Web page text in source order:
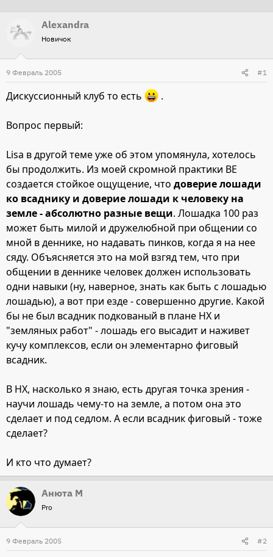
о
т
е
ы
а
н
а
л
Alexandra
Новичок
9 Февраль 2005 #1
Дискуссионный клуб то есть .
Вопрос первый:
Lisa в другой теме уже об этом упомянула, хотелось
бы продолжить. Из моей скромной практики ВЕ
создается стойкое ощущение, что доверие лошади
ко всаднику и доверие лошади к человеку на
земле - абсолютно разные вещи. Лошадка 100 раз
может быть милой и дружелюбной при общении со
мной в деннике, но надавать пинков, когда я на нее
сяду. Объясняется это на мой взгяд тем, что при
общении в деннике человек должен использовать
одни навыки (ну, наверное, знать как быть с лошадью
лошадью), а вот при езде - совершенно другие. Какой
бы не был всадник подкованый в плане НХ и
"земляных работ" - лошадь его высадит и наживет
кучу комплексов, если он элементарно фиговый
всадник.
В НХ, насколько я знаю, есть другая точка зрения -
научи лошадь чему-то на земле, а потом она это
сделает и под седлом. А если всадник фиговый - тоже
сделает?
И кто что думает?
Анюта М
Pro
9 Февраль 2005 #2